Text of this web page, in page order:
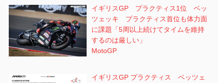
イギリスGP プラクティス1位 ベッ
ツェッキ プラクティス首位も体力面
に課題「5周以上続けてタイムを維持
するのは厳しい」
MotoGP
イギリスGP プラクティス ベッツェ